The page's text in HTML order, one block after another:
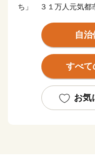
ち」 ３１万人元気都
四日市市は、日本の
脈、東は伊勢湾に面
近畿・北陸・という
にも恵まれた都市です
魅力を有し、特に、
た石油化学コンビナ
自
すべて
お気